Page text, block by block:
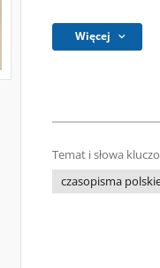
Więcej
Temat i słowa
czasopisma